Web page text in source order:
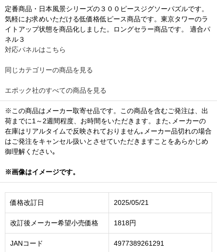
定番商品・日本風景シリーズの３００ピースジグソーパズルです。
気軽にお求めいただける低価格低ピース商品です。東京タワーのラ
イトアップ状態を商品化しました。ロングセラー商品です。 適合パ
ネル３
対応パネルはこちら
同じカテゴリーの商品を見る
エポック社のすべての商品を見る
※この商品はメーカー取寄せ品です。この商品を含むご発注は、出
荷までに1～2週間程度、お時間をいただきます。また､メーカーの
在庫はリアルタイムで反映されておりません｡メーカー品切れの場合
はご発注をキャンセル扱いとさせていただきますことをあらかじめ
御理解ください｡
※画像はイメージです。
価格改訂日 2025/05/21
改訂後メーカー希望小売価格 1818円
JANコード 4977389261291